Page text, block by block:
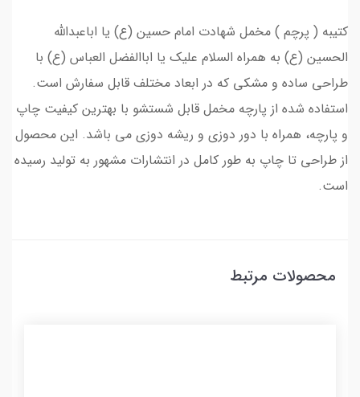
کتیبه ( پرچم ) مخمل شهادت امام حسین (ع) یا اباعبدالله
الحسین (ع) به همراه السلام علیک یا اباالفضل العباس (ع) با
طراحی ساده و مشکی که در ابعاد مختلف قابل سفارش است.
استفاده شده از پارچه مخمل قابل شستشو با بهترین کیفیت چاپ
و پارچه، همراه با دور دوزی و ریشه دوزی می باشد. این محصول
از طراحی تا چاپ به طور کامل در انتشارات مشهور به تولید رسیده
است.
محصولات مرتبط